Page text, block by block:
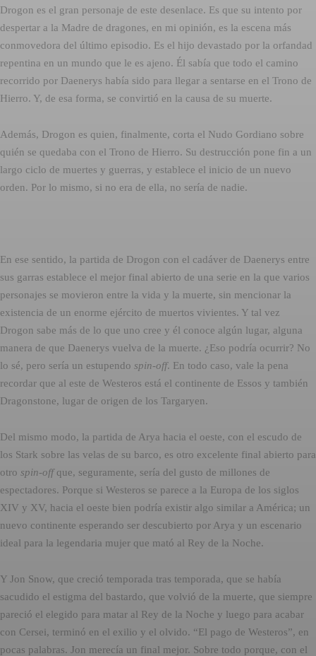
Drogon es el gran personaje de este desenlace. Es que su intento por
despertar a la Madre de dragones, en mi opinión, es la escena más
conmovedora del último episodio. Es el hijo devastado por la orfandad
repentina en un mundo que le es ajeno. Él sabía que todo el camino
recorrido por Daenerys había sido para llegar a sentarse en el Trono de
Hierro. Y, de esa forma, se convirtió en la causa de su muerte.
Además, Drogon es quien, finalmente, corta el Nudo Gordiano sobre
quién se quedaba con el Trono de Hierro. Su destrucción pone fin a un
largo ciclo de muertes y guerras, y establece el inicio de un nuevo
orden. Por lo mismo, si no era de ella, no sería de nadie.
En ese sentido, la partida de Drogon con el cadáver de Daenerys entre
sus garras establece el mejor final abierto de una serie en la que varios
personajes se movieron entre la vida y la muerte, sin mencionar la
existencia de un enorme ejército de muertos vivientes. Y tal vez
Drogon sabe más de lo que uno cree y él conoce algún lugar, alguna
manera de que Daenerys vuelva de la muerte. ¿Eso podría ocurrir? No
lo sé, pero sería un estupendo spin-off. En todo caso, vale la pena
recordar que al este de Westeros está el continente de Essos y también
Dragonstone, lugar de origen de los Targaryen.
Del mismo modo, la partida de Arya hacia el oeste, con el escudo de
los Stark sobre las velas de su barco, es otro excelente final abierto para
otro spin-offque, seguramente, sería del gusto de millones de
espectadores. Porque si Westeros se parece a la Europa de los siglos
XIV y XV, hacia el oeste bien podría existir algo similar a América; un
nuevo continente esperando ser descubierto por Arya y un escenario
ideal para la legendaria mujer que mató al Rey de la Noche.
Y Jon Snow, que creció temporada tras temporada, que se había
sacudido el estigma del bastardo, que volvió de la muerte, que siempre
pareció el elegido para matar al Rey de la Noche y luego para acabar
con Cersei, terminó en el exilio y el olvido. “El pago de Westeros”, en
pocas palabras. Jon merecía un final mejor. Sobre todo porque, con el